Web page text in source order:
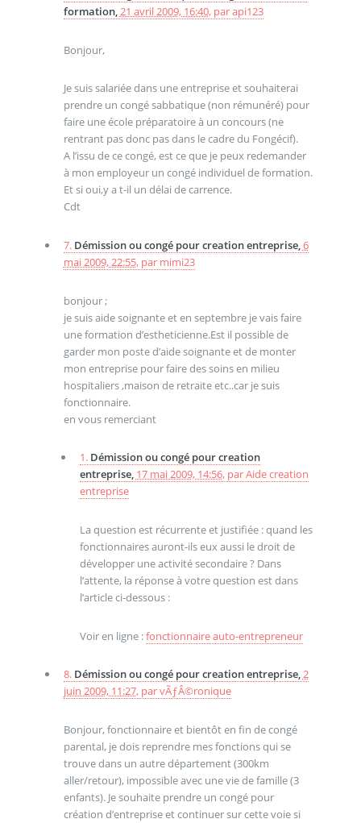
formation,21 avril 2009, 16:40, parapi123
Bonjour,
Je suis salariée dans une entreprise et souhaiterai
prendre un congé sabbatique (non rémunéré) pour
faire une école préparatoire à un concours (ne
rentrant pas donc pas dans le cadre du Fongécif).
A l’issu de ce congé, est ce que je peux redemander
à mon employeur un congé individuel de formation.
Et si oui,y a t-il un délai de carrence.
Cdt
7. Démission ou congé pour creation entreprise,6
mai 2009, 22:55, par mimi23
bonjour ;
je suis aide soignante et en septembre je vais faire
une formation d’estheticienne.Est il possible de
garder mon poste d’aide soignante et de monter
mon entreprise pour faire des soins en milieu
hospitaliers ,maison de retraite etc..car je suis
fonctionnaire.
en vous remerciant
1. Démission ou congé pour creation
entreprise, 17 mai 2009, 14:56, parAide creation
entreprise
La question est récurrente et justifiée : quand les
fonctionnaires auront-ils eux aussi le droit de
développer une activité secondaire ? Dans
l’attente, la réponse à votre question est dans
l’article ci-dessous :
Voir en ligne :fonctionnaire auto-entrepreneur
8. Démission ou congé pour creation entreprise,2
juin 2009, 11:27, parvÃƒÂ©ronique
Bonjour, fonctionnaire et bientôt en fin de congé
parental, je dois reprendre mes fonctions qui se
trouve dans un autre département (300km
aller/retour), impossible avec une vie de famille (3
enfants). Je souhaite prendre un congé pour
création d’entreprise et continuer sur cette voie si